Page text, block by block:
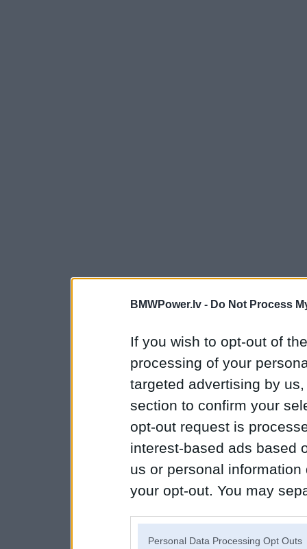
BMWPower.lv - Do Not Process
If you wish to opt-out of
processing of your
targeted advertising by
section to confirm your
opt-out request is
interest-based ads based
us or personal
your opt-out. You may
Personal Data Processing Opt Outs